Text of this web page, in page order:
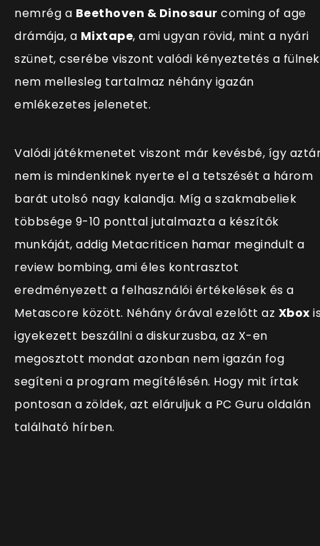
nemrég a Beethoven & Dinosaur coming of age
drámája, a Mixtape, ami ugyan rövid, mint a nyári
szünet, cserébe viszont valódi kényeztetés a
nem mellesleg tartalmaz néhány igazán
emlékezetes jelenetet.
Valódi játékmenetet viszont már kevésbé, így
nem is mindenkinek nyerte el a tetszését a három
barát utolsó nagy kalandja. Míg a szakmabeliek
többsége 9-10 ponttal jutalmazta a készítők
munkáját, addig Metacriticen hamar megindult a
review bombing, ami éles kontrasztot
eredményezett a felhasználói értékelések és a
Metascore között. Néhány órával ezelőtt az Xbox
igyekezett beszállni a diskurzusba, az X-en
megosztott mondat azonban nem igazán fog
segíteni a program megítélésén. Hogy mit írtak
pontosan a zöldek, azt eláruljuk a PC Guru oldalán
található hírben.